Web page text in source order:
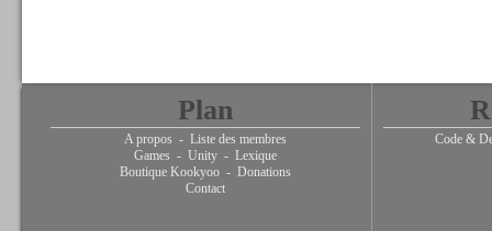
Plan
A propos - Liste des membres
Games - Unity - Lexique
Boutique Kookyoo - Donations
Contact
Code &